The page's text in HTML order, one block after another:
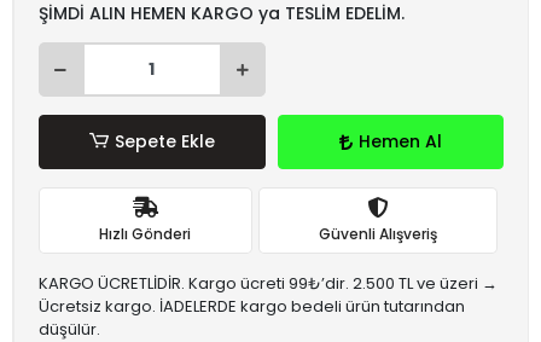
ŞİMDİ ALIN HEMEN KARGO ya TESLİM EDELİM.
Sepete Ekle Hemen Al
Hızlı Gönderi Güvenli Alışveriş
KARGO ÜCRETLİDİR. Kargo ücreti 99₺’dir. 2.500 TL ve üzeri →
Ücretsiz kargo. İADELERDE kargo bedeli ürün tutarından
düşülür.